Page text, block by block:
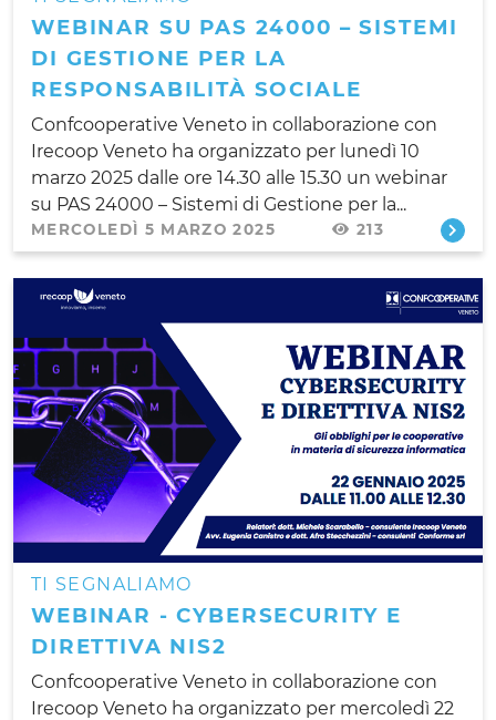
WEBINAR SU PAS 24000 – SISTEMI
DI GESTIONE PER LA
RESPONSABILITÀ SOCIALE
Confcooperative Veneto in collaborazione con
Irecoop Veneto ha organizzato per lunedì 10
marzo 2025 dalle ore 14.30 alle 15.30 un webinar
su PAS 24000 – Sistemi di Gestione per la...
MERCOLEDÌ 5 MARZO 2025 213
TI SEGNALIAMO
WEBINAR - CYBERSECURITY E
DIRETTIVA NIS2
Confcooperative Veneto in collaborazione con
Irecoop Veneto ha organizzato per mercoledì 22